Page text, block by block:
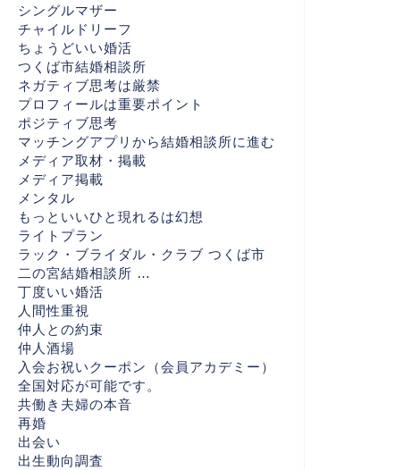
シングルマザー
チャイルドリーフ
ちょうどいい婚活
つくば市結婚相談所
ネガティブ思考は厳禁
プロフィールは重要ポイント
ポジティブ思考
マッチングアプリから結婚相談所に進む
メディア取材・掲載
メディア掲載
メンタル
もっといいひと現れるは幻想
ライトプラン
ラック・ブライダル・クラブ つくば市
二の宮結婚相談所 …
丁度いい婚活
人間性重視
仲人との約束
仲人酒場
入会お祝いクーポン（会員アカデミー）
全国対応が可能です。
共働き夫婦の本音
再婚
出会い
出生動向調査